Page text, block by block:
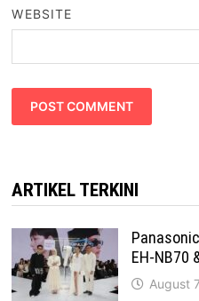
WEBSITE
ARTIKEL TERKINI
EH-NB70
August